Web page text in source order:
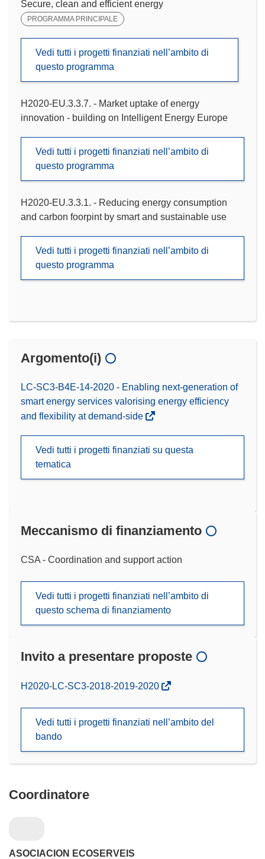
Secure, clean and efficient energy
PROGRAMMA PRINCIPALE
Vedi tutti i progetti finanziati nell’ambito di
questo programma
H2020-EU.3.3.7. - Market uptake of energy
innovation - building on Intelligent Energy Europe
Vedi tutti i progetti finanziati nell’ambito di
questo programma
H2020-EU.3.3.1. - Reducing energy consumption
and carbon foorpint by smart and sustainable use
Vedi tutti i progetti finanziati nell’ambito di
questo programma
Argomento(i)
LC-SC3-B4E-14-2020 - Enabling next-generation of
smart energy services valorising energy efficiency
and flexibility at demand-side
Vedi tutti i progetti finanziati su questa
tematica
Meccanismo di finanziamento
CSA - Coordination and support action
Vedi tutti i progetti finanziati nell’ambito di
questo schema di finanziamento
Invito a presentare proposte
(si
nuova
H2020-LC-SC3-2018-2019-2020
Vedi tutti i progetti finanziati nell’ambito del
bando
Coordinatore
ASOCIACION ECOSERVEIS